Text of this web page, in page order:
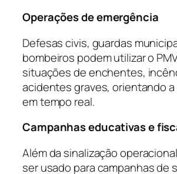
Operações de emergência
Defesas civis, guardas
bombeiros podem utilizar o
situações de enchentes,
acidentes graves, orientando
em tempo real.
Campanhas educativas e
Além da sinalização
ser usado para campanhas de